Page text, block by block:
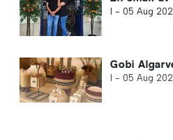
I - 05 Aug
Gobi
I - 05 Aug